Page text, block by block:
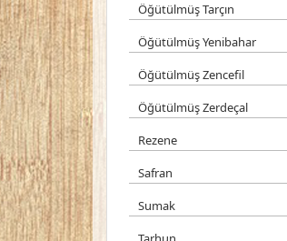
Öğütülmüş Tarçın
Öğütülmüş Yenibahar
Öğütülmüş Zencefil
Öğütülmüş Zerdeçal
Rezene
Safran
Sumak